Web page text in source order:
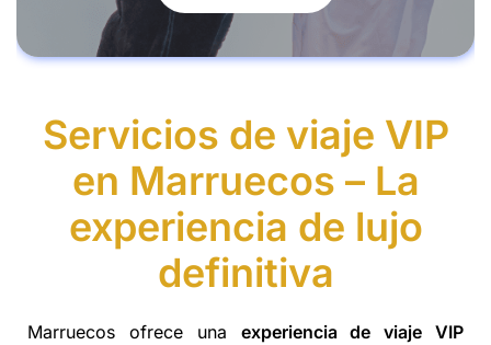
Servicios de viaje VIP
en Marruecos – La
experiencia de lujo
definitiva
Marruecos ofrece una experiencia de viaje VIP